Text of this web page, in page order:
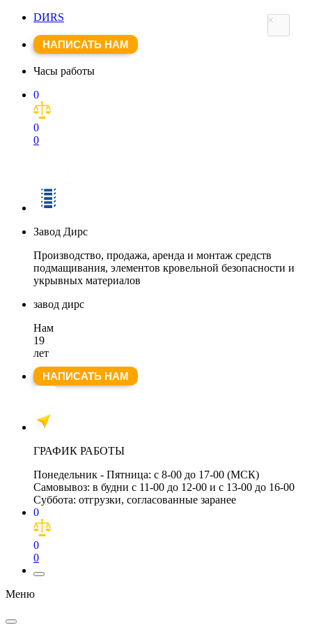
DИRS
НАПИСАТЬ НАМ
Часы работы
0
0
0
Завод Дирс
Производство, продажа, аренда и монтаж средств
подмащивания, элементов кровельной безопасности и
укрывных материалов
завод дирс
Нам
19
лет
НАПИСАТЬ НАМ
ГРАФИК РАБОТЫ
Понедельник - Пятница: с 8-00 до 17-00 (МСК)
Самовывоз: в будни с 11-00 до 12-00 и с 13-00 до 16-00
Суббота: отгрузки, согласованные заранее
0
0
0
Меню
×